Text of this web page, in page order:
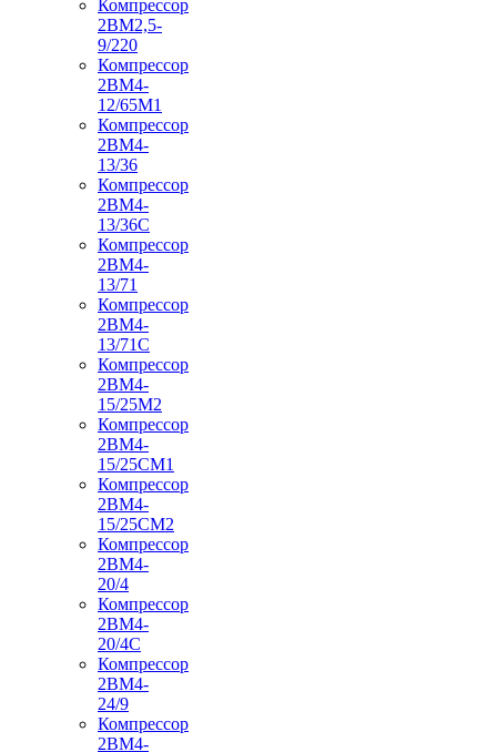
Компрессор
2ВМ2,5-
9/220
Компрессор
2ВМ4-
12/65М1
Компрессор
2ВМ4-
13/36
Компрессор
2ВМ4-
13/36С
Компрессор
2ВМ4-
13/71
Компрессор
2ВМ4-
13/71С
Компрессор
2ВМ4-
15/25М2
Компрессор
2ВМ4-
15/25СМ1
Компрессор
2ВМ4-
15/25СМ2
Компрессор
2ВМ4-
20/4
Компрессор
2ВМ4-
20/4С
Компрессор
2ВМ4-
24/9
Компрессор
2ВМ4-